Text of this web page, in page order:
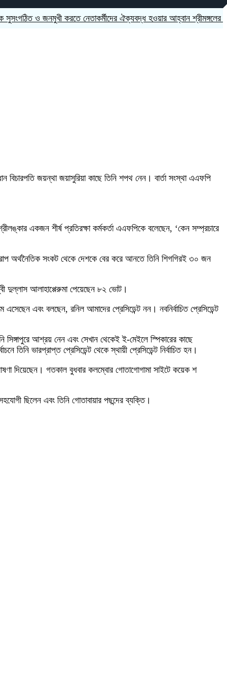
ও জনমুখী করতে নেতাকর্মীদের ঐক্যবদ্ধ হওয়ার আহ্বান শ্রীমঙ্গলের এমপি
বিচারপতি জয়ন্থা জয়াসুরিয়া কাছে তিনি শপথ নেন। বার্তা সংস্থা এএফপি
একজন শীর্ষ প্রতিরক্ষা কর্মকর্তা এএফপিকে বলেছেন, ‘কেন সম্প্রচারে
অর্থনৈতিক সংকট থেকে দেশকে বের করে আনতে তিনি শিগগিরই ৩০ জন
দুল্লাস আলাহাপ্পেরুমা পেয়েছেন ৮২ ভোট।
এবং বলছেন, রনিল আমাদের প্রেসিডেন্ট নন। নবনির্বাচিত প্রেসিডেন্ট
সিঙ্গাপুরে আশ্রয় নেন এবং সেখান থেকেই ই-মেইলে স্পিকারের কাছে
তিনি ভারপ্রাপ্ত প্রেসিডেন্ট থেকে স্থায়ী প্রেসিডেন্ট নির্বাচিত হন।
ঘোষণা দিয়েছেন। গতকাল বুধবার কলম্বোর গোতাগোগামা সাইটে কয়েক শ
ছিলেন এবং তিনি গোতাবায়ার পছন্দের ব্যক্তি।